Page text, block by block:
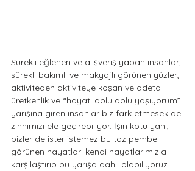
Sürekli eğlenen ve alışveriş yapan insanlar,
sürekli bakımlı ve makyajlı görünen yüzler,
aktiviteden aktiviteye koşan ve adeta
üretkenlik ve “hayatı dolu dolu yaşıyorum”
yarışına giren insanlar biz fark etmesek de
zihnimizi ele geçirebiliyor. İşin kötü yanı,
bizler de ister istemez bu toz pembe
görünen hayatları kendi hayatlarımızla
karşılaştırıp bu yarışa dahil olabiliyoruz.